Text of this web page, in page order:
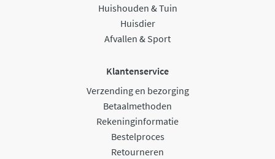
Huishouden & Tuin
Huisdier
Afvallen & Sport
Klantenservice
Verzending en bezorging
Betaalmethoden
Rekeninginformatie
Bestelproces
Retourneren